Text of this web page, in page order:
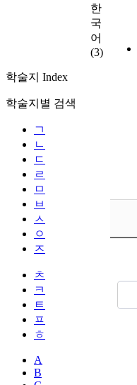
한
국
어
(3)
학술지 Index
학술지별 검색
ㄱ
ㄴ
ㄷ
ㄹ
ㅁ
ㅂ
ㅅ
ㅇ
ㅈ
ㅊ
ㅋ
ㅌ
ㅍ
ㅎ
A
B